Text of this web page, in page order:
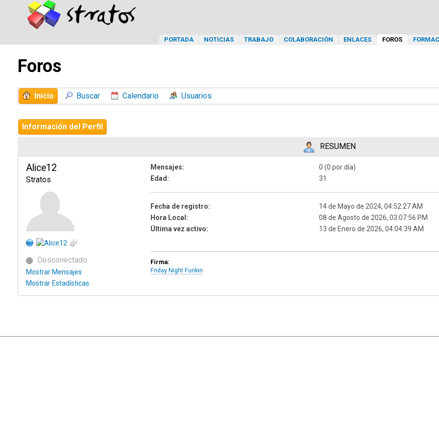
PORTADA NOTICIAS TRABAJO COLABORACIÓN ENLACES FOROS
Foros
Inicio Buscar Calendario Usuarios
Información del Perfil
RESUMEN
Alice12
Stratos
Desconectado
Mostrar Mensajes
Mostrar Estadísticas
Mensajes:
0 (0 por día)
Edad:
31
Fecha de registro:
14 de Mayo de 2024, 04:52:27 AM
Hora Local:
08 de Agosto de 2026, 03:07:56 PM
Última vez activo:
13 de Enero de 2026, 04:04:39 AM
Firma:
Friday Night Funkin